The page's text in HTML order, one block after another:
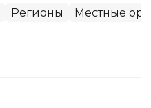
Регионы Местные